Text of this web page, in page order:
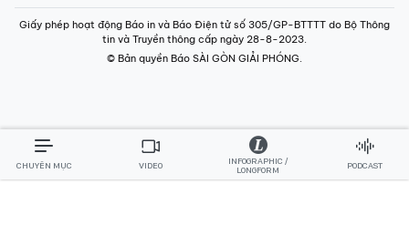
Giấy phép hoạt động Báo in và Báo Điện tử số 305/GP-BTTTT do Bộ Thông
tin và Truyền thông cấp ngày 28-8-2023.
© Bản quyền Báo SÀI GÒN GIẢI PHÓNG.
CHUYÊN MỤC VIDEO
INFOGRAPHIC /
LONGFORM
PODCAST